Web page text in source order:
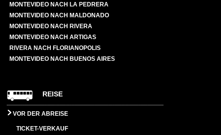
MONTEVIDEO NACH LA PEDRERA
MONTEVIDEO NACH MALDONADO
MONTEVIDEO NACH RIVERA
MONTEVIDEO NACH ARTIGAS
RIVERA NACH FLORIANOPOLIS
MONTEVIDEO NACH BUENOS AIRES
REISE
VOR DER ABREISE
TICKET-VERKAUF